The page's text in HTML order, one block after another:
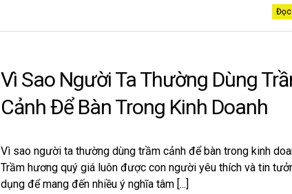
Đọc
Vì Sao Người Ta Thường Dùng
Cảnh Để Bàn Trong Kinh Doanh
Vì sao người ta thường dùng trầm cảnh để bàn trong kinh
Trầm hương quý giá luôn được con người yêu thích và tin
dụng để mang đến nhiều ý nghĩa tâm [...]